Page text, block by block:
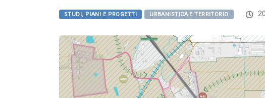
STUDI, PIANI E PROGETTI URBANISTICA E TERRITORIO